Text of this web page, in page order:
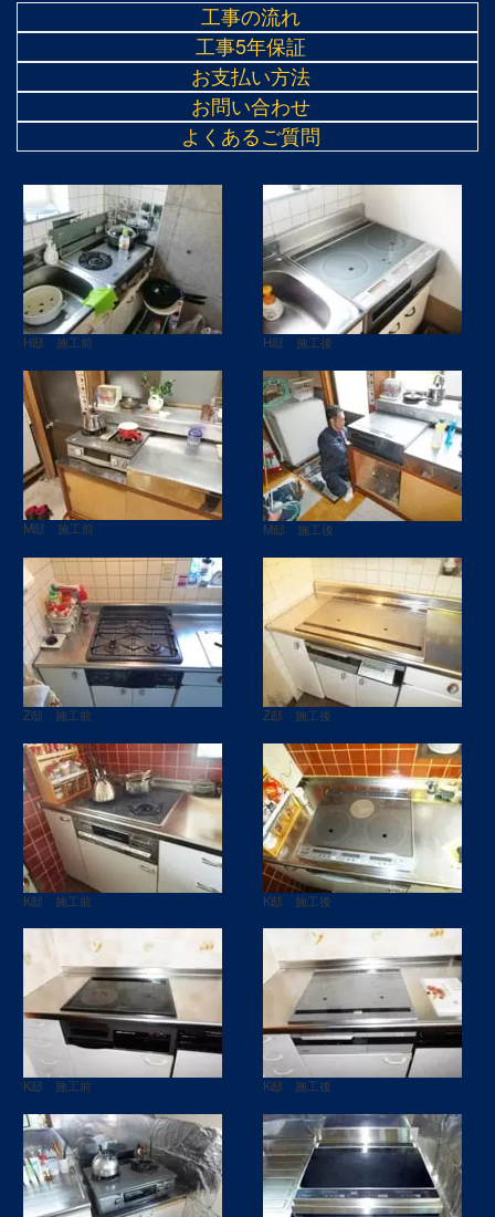
工事の流れ
工事5年保証
お支払い方法
お問い合わせ
よくあるご質問
H邸 施工前 H邸 施工後
M邸 施工前 M邸 施工後
Z邸 施工前 Z邸 施工後
K邸 施工前 K邸 施工後
K邸 施工前 K邸 施工後